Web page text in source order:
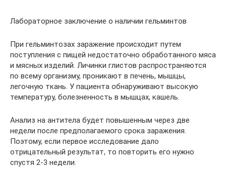
Лабораторное заключение о наличии гельминтов
При гельминтозах заражение происходит путем
поступления с пищей недостаточно обработанного мяса
и мясных изделий. Личинки глистов распространяются
по всему организму, проникают в печень, мышцы,
легочную ткань. У пациента обнаруживают высокую
температуру, болезненность в мышцах, кашель.
Анализ на антитела будет повышенным через две
недели после предполагаемого срока заражения.
Поэтому, если первое исследование дало
отрицательный результат, то повторить его нужно
спустя 2-3 недели.